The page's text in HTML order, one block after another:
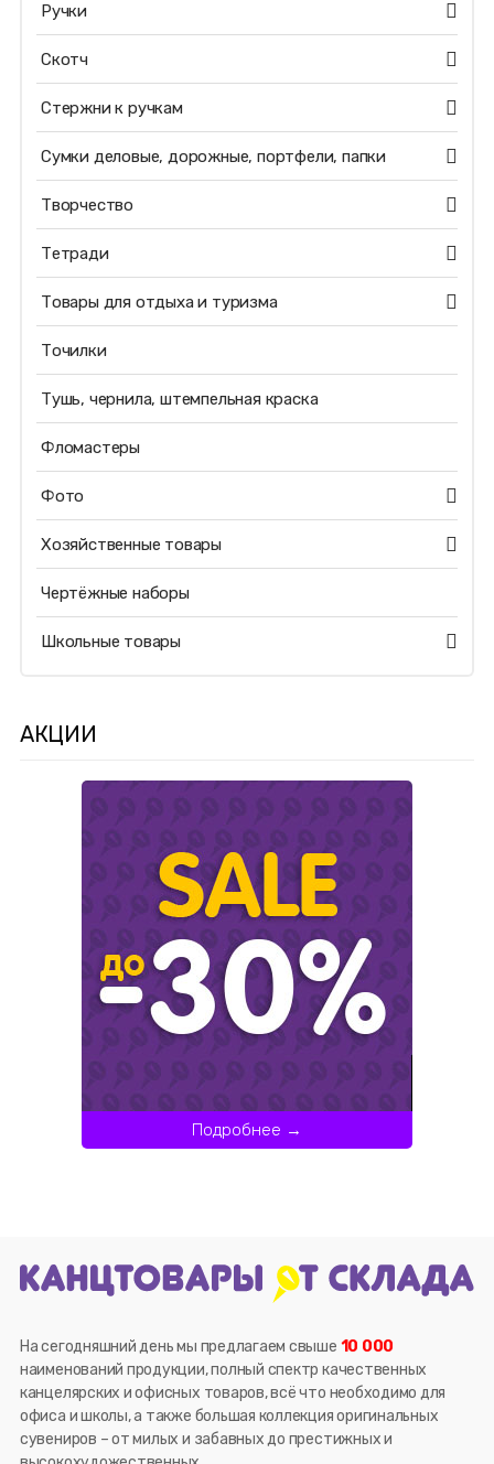
Ручки
Скотч
Стержни к ручкам
Сумки деловые, дорожные, портфели, папки
Творчество
Тетради
Товары для отдыха и туризма
Точилки
Тушь, чернила, штемпельная краска
Фломастеры
Фото
Хозяйственные товары
Чертёжные наборы
Школьные товары
АКЦИИ
Подробнее →
На сегодняшний день мы предлагаем свыше 10 000
наименований продукции, полный спектр качественных
канцелярских и офисных товаров, всё что необходимо для
офиса и школы, а также большая коллекция оригинальных
сувениров – от милых и забавных до престижных и